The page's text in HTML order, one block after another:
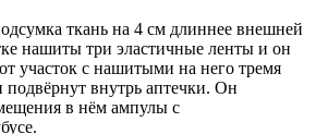
ткань на 4 см длиннее внешней
нашиты три эластичные ленты и он
участок с нашитыми на него тремя
внутрь аптечки. Он
в нём ампулы с